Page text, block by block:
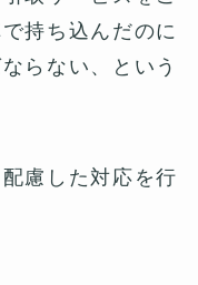
持ち込んだのに
らない、という
慮した対応を行